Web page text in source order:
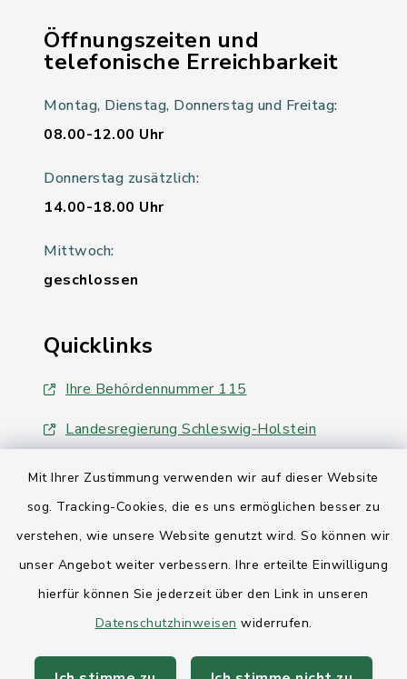
Mit Ihrer Zustimmung verwenden wir auf dieser Website
sog. Tracking-Cookies, die es uns ermöglichen besser zu
verstehen, wie unsere Website genutzt wird. So können wir
unser Angebot weiter verbessern. Ihre erteilte Einwilligung
hierfür können Sie jederzeit über den Link in unseren
Datenschutzhinweisen widerrufen.
Öffnungszeiten und
telefonische Erreichbarkeit
Montag, Dienstag, Donnerstag und Freitag:
08.00-12.00 Uhr
Donnerstag zusätzlich:
14.00-18.00 Uhr
Mittwoch:
geschlossen
Quicklinks
Ihre Behördennummer 115
Landesregierung Schleswig-Holstein
Kreis Rendsburg-Eckernförde
AktivRegion Mittelholstein